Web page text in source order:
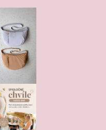
podmienkami ochrany